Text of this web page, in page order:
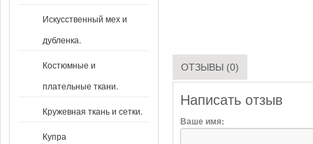
Искусственный мех и
дубленка.
Костюмные и
плательные ткани.
Кружевная ткань и сетки.
Купра
ОТЗЫВЫ (0)
Написать отзыв
Ваше имя: